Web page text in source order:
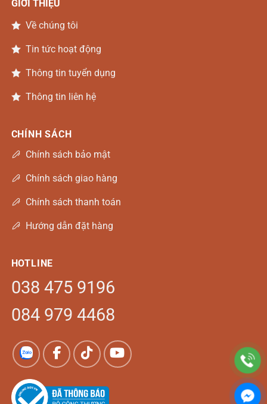
GIỚI THIỆU
Về chúng tôi
Tin tức hoạt động
Thông tin tuyển dụng
Thông tin liên hệ
CHÍNH SÁCH
Chính sách bảo mật
Chính sách giao hàng
Chính sách thanh toán
Hướng dẫn đặt hàng
HOTLINE
038 475 9196
084 979 4468